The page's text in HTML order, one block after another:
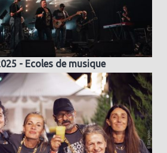
- Ecoles de musique